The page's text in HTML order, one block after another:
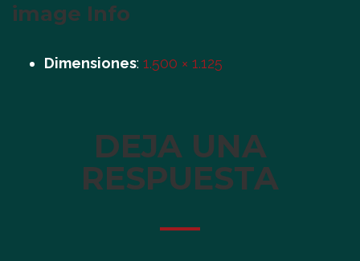
image Info
Dimensiones: 1.500 × 1.125
DEJA UNA
RESPUESTA